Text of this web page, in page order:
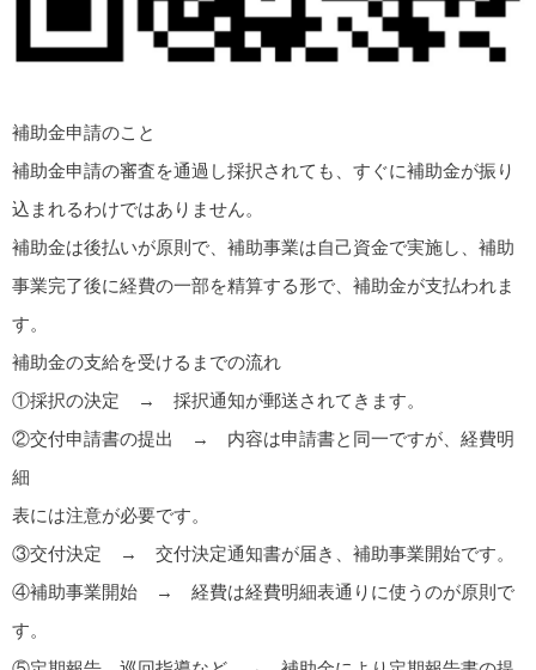
補助金申請のこと
補助金申請の審査を通過し採択されても、すぐに補助金が振り
込まれるわけではありません。
補助金は後払いが原則で、補助事業は自己資金で実施し、補助
事業完了後に経費の一部を精算する形で、補助金が支払われま
す。
補助金の支給を受けるまでの流れ
①採択の決定 → 採択通知が郵送されてきます。
②交付申請書の提出 → 内容は申請書と同一ですが、経費明
細
表には注意が必要です。
③交付決定 → 交付決定通知書が届き、補助事業開始です。
④補助事業開始 → 経費は経費明細表通りに使うのが原則で
す。